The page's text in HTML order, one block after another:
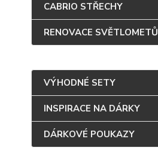
CABRIO STŘECHY
RENOVACE SVĚTLOMETŮ
VÝHODNÉ SETY
INSPIRACE NA DÁRKY
DÁRKOVÉ POUKAZY